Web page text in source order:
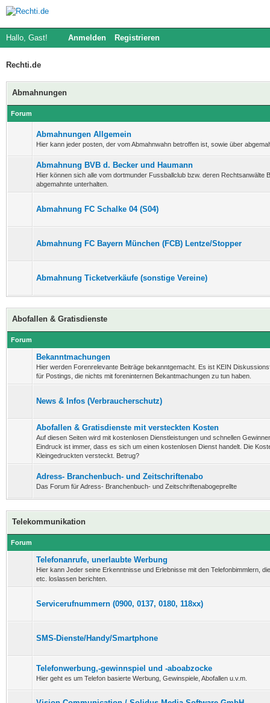
Hallo, Gast! Anmelden Registrieren
Rechti.de
Abmahnungen
Forum
Abmahnungen Allgemein
Hier kann jeder posten, der vom Abmahnwahn betroffen ist, sowie über
Abmahnung BVB d. Becker und Haumann
Hier können sich alle vom dortmunder Fussballclub bzw. deren Rechtsanwälte
abgemahnte unterhalten.
Abmahnung FC Schalke 04 (S04)
Abmahnung FC Bayern München (FCB) Lentze/Stopper
Abmahnung Ticketverkäufe (sonstige Vereine)
Abofallen & Gratisdienste
Forum
Bekanntmachungen
Hier werden Forenrelevante Beiträge bekanntgemacht. Es ist KEIN
für Postings, die nichts mit foreninternen Bekantmachungen zu tun haben.
News & Infos (Verbraucherschutz)
Abofallen & Gratisdienste mit versteckten Kosten
Auf diesen Seiten wird mit kostenlosen Dienstleistungen und schnellen
Eindruck ist immer, dass es sich um einen kostenlosen Dienst handelt. Die
Kleingedruckten versteckt. Betrug?
Adress- Branchenbuch- und Zeitschriftenabo
Das Forum für Adress- Branchenbuch- und Zeitschriftenabogeprellte
Telekommunikation
Forum
Telefonanrufe, unerlaubte Werbung
Hier kann Jeder seine Erkenntnisse und Erlebnisse mit den Telefonbimmlern,
etc. loslassen berichten.
Servicerufnummern (0900, 0137, 0180, 118xx)
SMS-Dienste/Handy/Smartphone
Telefonwerbung,-gewinnspiel und -aboabzocke
Hier geht es um Telefon basierte Werbung, Gewinspiele, Abofallen u.v.m.